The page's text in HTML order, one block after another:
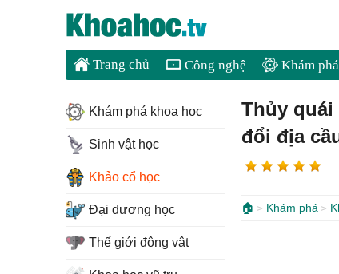
Trang chủ Công nghệ Khám
Thủy quái
đổi địa
🏠 Khám phá
Khám phá khoa học
Sinh vật học
Khảo cổ học
Đại dương học
Thế giới động vật